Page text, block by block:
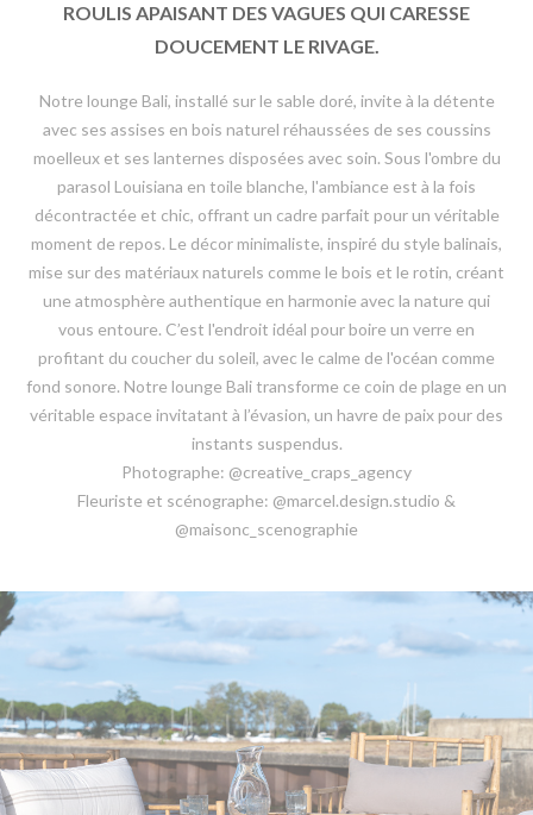
ROULIS APAISANT DES VAGUES QUI CARESSE
DOUCEMENT LE RIVAGE.
Notre lounge Bali, installé sur le sable doré, invite à la détente
avec ses assises en bois naturel réhaussées de ses coussins
moelleux et ses lanternes disposées avec soin. Sous l'ombre du
parasol Louisiana en toile blanche, l'ambiance est à la fois
décontractée et chic, offrant un cadre parfait pour un véritable
moment de repos. Le décor minimaliste, inspiré du style balinais,
mise sur des matériaux naturels comme le bois et le rotin, créant
une atmosphère authentique en harmonie avec la nature qui
vous entoure. C’est l'endroit idéal pour boire un verre en
profitant du coucher du soleil, avec le calme de l'océan comme
fond sonore. Notre lounge Bali transforme ce coin de plage en un
véritable espace invitatant à l’évasion, un havre de paix pour des
instants suspendus.
Photographe: @creative_craps_agency
Fleuriste et scénographe: @marcel.design.studio &
@maisonc_scenographie